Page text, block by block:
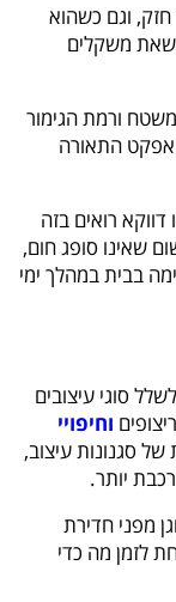
חזק, וגם כשהוא
משקלים
ורמת הגימור
אפקט התאורה
רואים בזה
שאינו סופג חום,
בבית במהלך ימי
סוגי עיצובים
וחיפויי
סגנונות עיצוב,
יותר.
מפני חדירת
לזמן מה כדי